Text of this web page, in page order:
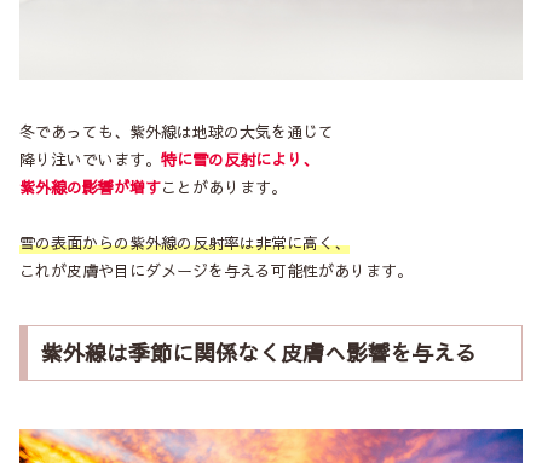
冬であっても、紫外線は地球の大気を通じて
降り注いでいます。 特に雪の反射により、
紫外線の影響が増すことがあります。
雪の表面からの紫外線の反射率は非常に高く、
これが皮膚や目にダメージを与える可能性があります。
紫外線は季節に関係なく皮膚へ影響を与える